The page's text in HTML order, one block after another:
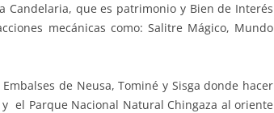
Candelaria, que es patrimonio y Bien de Interés
mecánicas como: Salitre Mágico, Mundo
de Neusa, Tominé y Sisga donde hacer
el Parque Nacional Natural Chingaza al oriente